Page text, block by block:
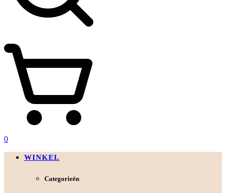
0
WINKEL
Categorieën